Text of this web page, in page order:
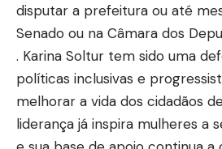
disputar a prefeitura ou até
Senado ou na Câmara dos
. Karina Soltur tem sido uma
políticas inclusivas e
melhorar a vida dos cidadãos
liderança já inspira mulheres a